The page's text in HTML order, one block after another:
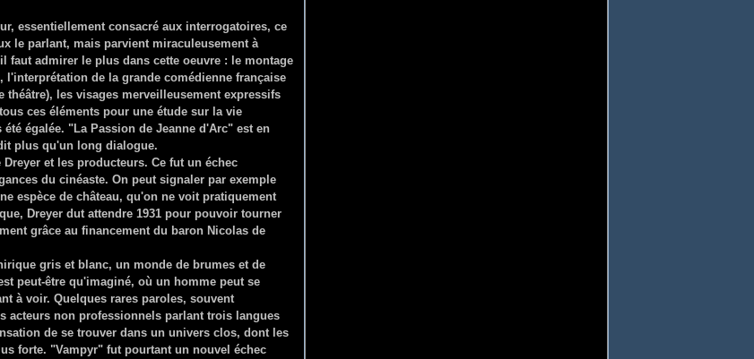
essentiellement consacré aux interrogatoires, ce
le parlant, mais parvient miraculeusement à
faut admirer le plus dans cette oeuvre : le montage
de la grande comédienne française
théâtre), les visages merveilleusement expressifs
ces éléments pour une étude sur la vie
égalée. "La Passion de Jeanne d'Arc" est en
plus qu'un long dialogue.
et les producteurs. Ce fut un échec
du cinéaste. On peut signaler par exemple
espèce de château, qu'on ne voit pratiquement
Dreyer dut attendre 1931 pour pouvoir tourner
grâce au financement du baron Nicolas de
gris et blanc, un monde de brumes et de
peut-être qu'imaginé, où un homme peut se
à voir. Quelques rares paroles, souvent
acteurs non professionnels parlant trois langues
de se trouver dans un univers clos, dont les
forte. "Vampyr" fut pourtant un nouvel échec